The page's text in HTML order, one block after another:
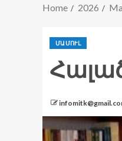
Home 2026
ՄԱՄՈՒԼ